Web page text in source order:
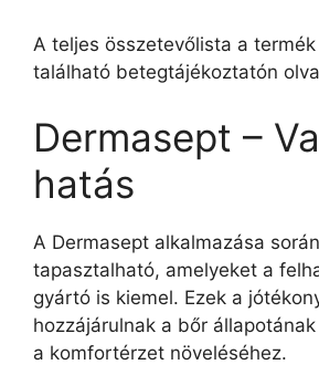
A teljes összetevőlista a
található betegtájékoztatón
Dermasept –
hatás
A Dermasept alkalmazása
tapasztalható, amelyeket a
gyártó is kiemel. Ezek a
hozzájárulnak a bőr
a komfortérzet növeléséhez.